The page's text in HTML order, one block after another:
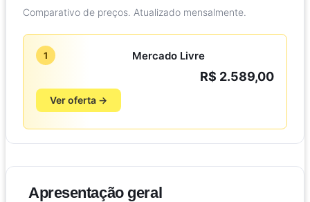
Comparativo de preços. Atualizado mensalmente.
1 Mercado Livre
R$ 2.589,00
Ver oferta →
Apresentação geral